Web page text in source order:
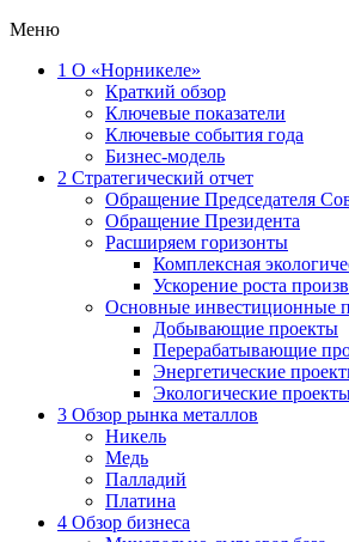
Меню
1 О «Норникеле»
Краткий обзор
Ключевые показатели
Ключевые события года
Бизнес-модель
2 Стратегический отчет
Обращение Председателя
Обращение Президента
Расширяем горизонты
Комплексная
Ускорение роста
Основные инвестиционные
Добывающие проекты
Перерабатывающие
Энергетические
Экологические
3 Обзор рынка металлов
Никель
Медь
Палладий
Платина
4 Обзор бизнеса